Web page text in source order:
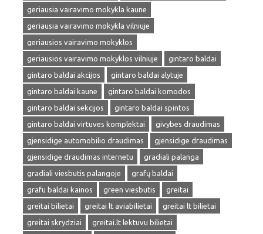
geriausia vairavimo mokykla kaune
geriausia vairavimo mokykla vilniuje
geriausios vairavimo mokyklos
geriausios vairavimo mokyklos vilniuje
gintaro baldai
gintaro baldai akcijos
gintaro baldai alytuje
gintaro baldai kaune
gintaro baldai komodos
gintaro baldai sekcijos
gintaro baldai spintos
gintaro baldai virtuves komplektai
givybes draudimas
gjensidige automobilio draudimas
gjensidige draudimas
gjensidige draudimas internetu
gradiali palanga
gradiali viesbutis palangoje
grafų baldai
grafu baldai kainos
green viesbutis
greitai
greitai bilietai
greitai lt aviabilietai
greitai lt bilietai
greitai skrydziai
greitai.lt lektuvu bilietai